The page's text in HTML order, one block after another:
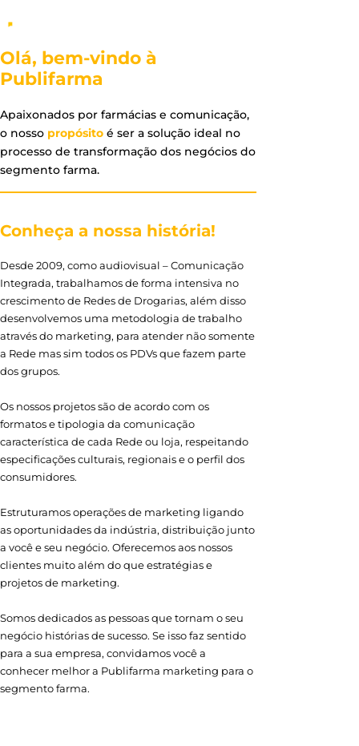
Olá, bem-vindo à
Publifarma
Apaixonados por farmácias e comunicação,
o nosso propósito é ser a solução ideal no
processo de transformação dos negócios do
segmento farma.
Conheça a nossa história!
Desde 2009, como audiovisual – Comunicação
Integrada, trabalhamos de forma intensiva no
crescimento de Redes de Drogarias, além disso
desenvolvemos uma metodologia de trabalho
através do marketing, para atender não somente
a Rede mas sim todos os PDVs que fazem parte
dos grupos.
Os nossos projetos são de acordo com os
formatos e tipologia da comunicação
característica de cada Rede ou loja, respeitando
especificações culturais, regionais e o perfil dos
consumidores.
Estruturamos operações de marketing ligando
as oportunidades da indústria, distribuição junto
a você e seu negócio. Oferecemos aos nossos
clientes muito além do que estratégias e
projetos de marketing.
Somos dedicados as pessoas que tornam o seu
negócio histórias de sucesso. Se isso faz sentido
para a sua empresa, convidamos você a
conhecer melhor a Publifarma marketing para o
segmento farma.